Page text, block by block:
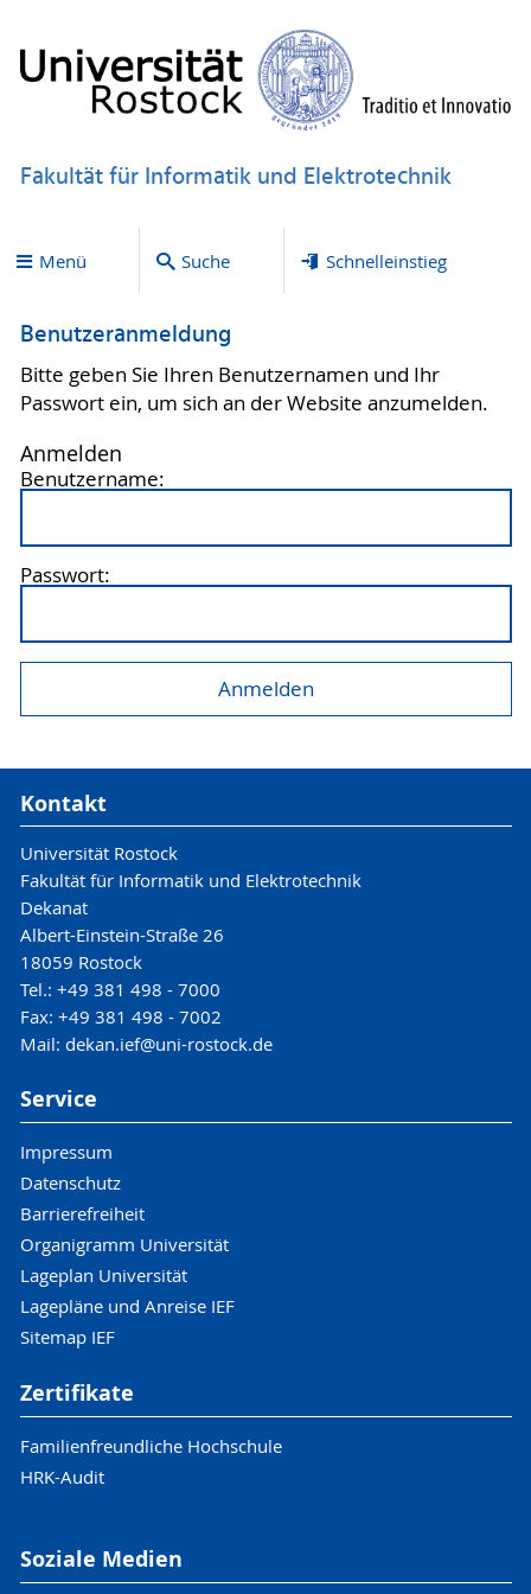
Fakultät für Informatik und Elektrotechnik
Menü Suche Schnelleinstieg
Benutzeranmeldung
Bitte geben Sie Ihren Benutzernamen und Ihr
Passwort ein, um sich an der Website anzumelden.
Anmelden
Benutzername:
Passwort:
Kontakt
Universität Rostock
Fakultät für Informatik und Elektrotechnik
Dekanat
Albert-Einstein-Straße 26
18059 Rostock
Tel.: +49 381 498 - 7000
Fax: +49 381 498 - 7002
Mail: dekan.ief@uni-rostock.de
Service
Impressum
Datenschutz
Barrierefreiheit
Organigramm Universität
Lageplan Universität
Lagepläne und Anreise IEF
Sitemap IEF
Zertifikate
Familienfreundliche Hochschule
HRK-Audit
Soziale Medien